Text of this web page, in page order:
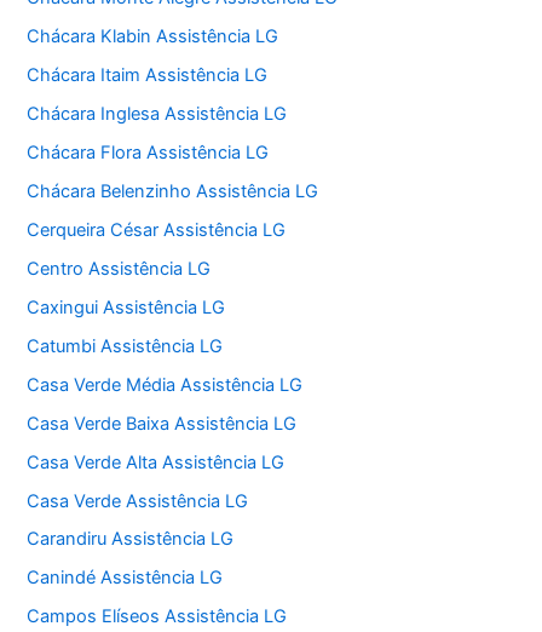
Chácara Klabin Assistência LG
Chácara Itaim Assistência LG
Chácara Inglesa Assistência LG
Chácara Flora Assistência LG
Chácara Belenzinho Assistência LG
Cerqueira César Assistência LG
Centro Assistência LG
Caxingui Assistência LG
Catumbi Assistência LG
Casa Verde Média Assistência LG
Casa Verde Baixa Assistência LG
Casa Verde Alta Assistência LG
Casa Verde Assistência LG
Carandiru Assistência LG
Canindé Assistência LG
Campos Elíseos Assistência LG